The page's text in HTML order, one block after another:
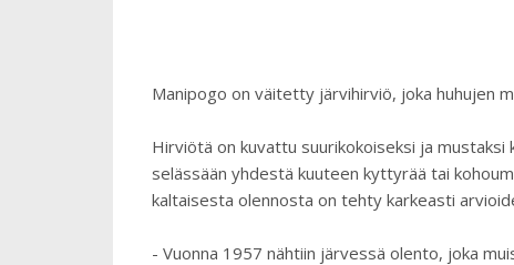
Manipogo on väitetty järvihirviö, joka huhujen
Hirviötä on kuvattu suurikokoiseksi ja mustaksi
selässään yhdestä kuuteen kyttyrää tai
kaltaisesta olennosta on tehty karkeasti
- Vuonna 1957 nähtiin järvessä olento, joka